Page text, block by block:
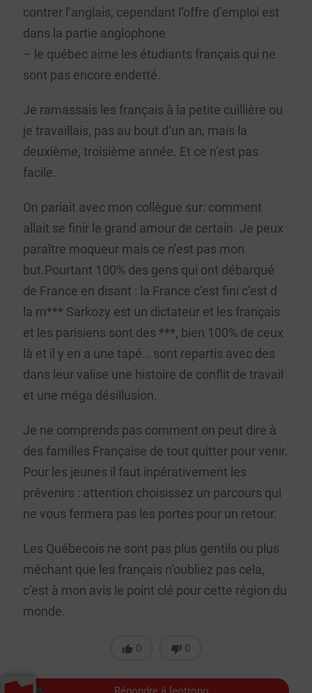
contrer l’anglais, cependant l’offre d’emploi est
dans la partie anglophone
– le québec aime les étudiants français qui ne
sont pas encore endetté.
Je ramassais les français à la petite cuillière ou
je travaillais, pas au bout d’un an, mais la
deuxième, troisième année. Et ce n’est pas
facile.
On pariait avec mon collègue sur: comment
allait se finir le grand amour de certain. Je peux
paraître moqueur mais ce n’est pas mon
but.Pourtant 100% des gens qui ont débarqué
de France en disant : la France c’est fini c’est d
la m*** Sarkozy est un dictateur et les français
et les parisiens sont des ***, bien 100% de ceux
là et il y en a une tapé… sont repartis avec des
dans leur valise une histoire de conflit de travail
et une méga désillusion.
Je ne comprends pas comment on peut dire à
des familles Française de tout quitter pour venir.
Pour les jeunes il faut inpérativement les
prévenirs : attention choisissez un parcours qui
ne vous fermera pas les portes pour un retour.
Les Québecois ne sont pas plus gentils ou plus
méchant que les français n’oubliez pas cela,
c’est à mon avis le point clé pour cette région du
monde.
0 0